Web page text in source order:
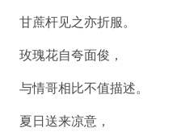
甘蔗杆见之亦折服。
玫瑰花自夸面俊，
与情哥相比不值描述。
夏日送来凉意，